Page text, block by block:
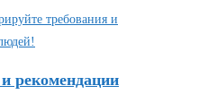
рекомендации